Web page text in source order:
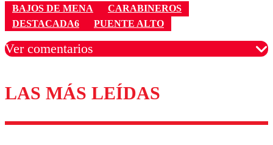
BAJOS DE MENA
CARABINEROS
DESTACADA6
PUENTE ALTO
Ver comentarios
Los comentarios son moderados para garantizar un
diálogo respetuoso.
LAS MÁS LEÍDAS